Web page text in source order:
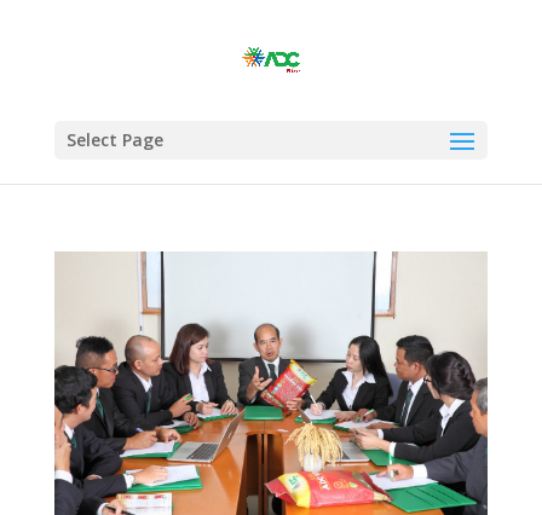
Select Page